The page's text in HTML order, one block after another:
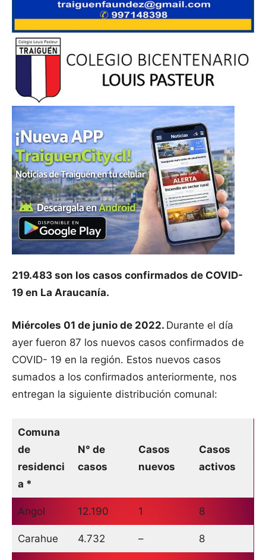
219.483 son los casos confirmados de COVID-
19 en La Araucanía.
Miércoles 01 de junio de 2022. Durante el día
ayer fueron 87 los nuevos casos confirmados de
COVID- 19 en la región. Estos nuevos casos
sumados a los confirmados anteriormente, nos
entregan la siguiente distribución comunal:
Comuna
de
residenci
a *
N° de
casos
Casos
nuevos
Casos
activos
Angol 12.190 1 8
Carahue 4.732 – 8